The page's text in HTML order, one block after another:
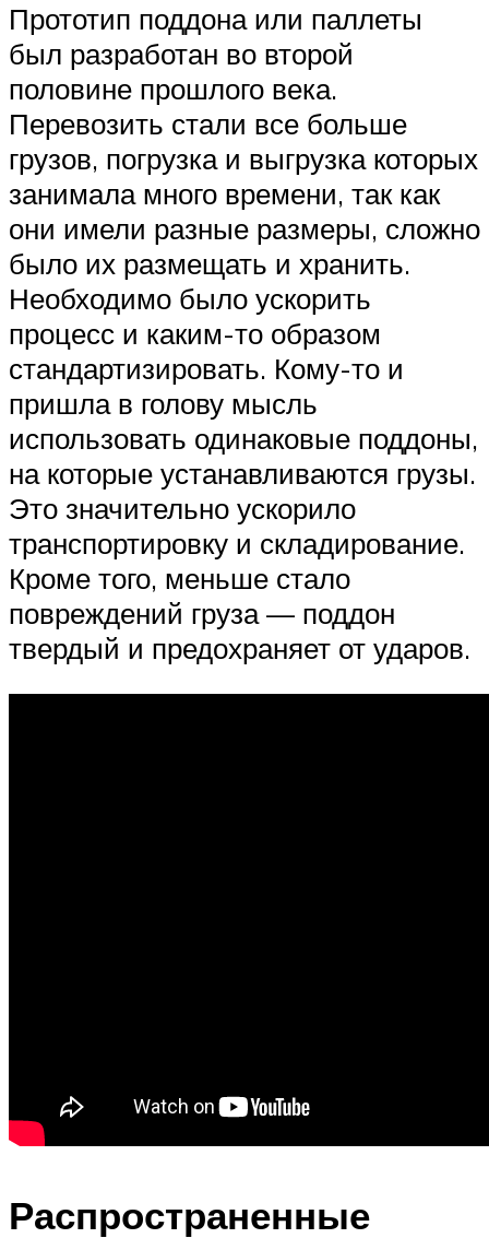
Прототип поддона или паллеты
был разработан во второй
половине прошлого века.
Перевозить стали все больше
грузов, погрузка и выгрузка которых
занимала много времени, так как
они имели разные размеры, сложно
было их размещать и хранить.
Необходимо было ускорить
процесс и каким-то образом
стандартизировать. Кому-то и
пришла в голову мысль
использовать одинаковые поддоны,
на которые устанавливаются грузы.
Это значительно ускорило
транспортировку и складирование.
Кроме того, меньше стало
повреждений груза — поддон
твердый и предохраняет от ударов.
Распространенные